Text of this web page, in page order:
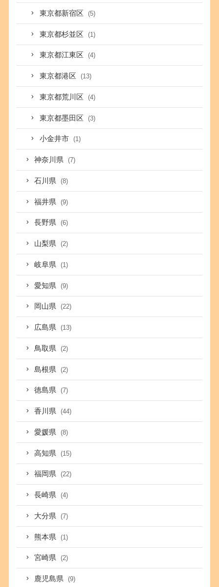
東京都新宿区 (5)
東京都杉並区 (1)
東京都江東区 (4)
東京都港区 (13)
東京都荒川区 (4)
東京都墨田区 (3)
小金井市 (1)
神奈川県 (7)
石川県 (8)
福井県 (9)
長野県 (6)
山梨県 (2)
岐阜県 (1)
愛知県 (9)
岡山県 (22)
広島県 (13)
鳥取県 (2)
島根県 (2)
徳島県 (7)
香川県 (44)
愛媛県 (8)
高知県 (15)
福岡県 (22)
長崎県 (4)
大分県 (7)
熊本県 (1)
宮崎県 (2)
鹿児島県 (9)